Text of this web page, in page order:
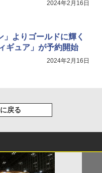
2024年2月16日
」よりゴールドに輝く
ギュア」が予約開始
2024年2月16日
戻る